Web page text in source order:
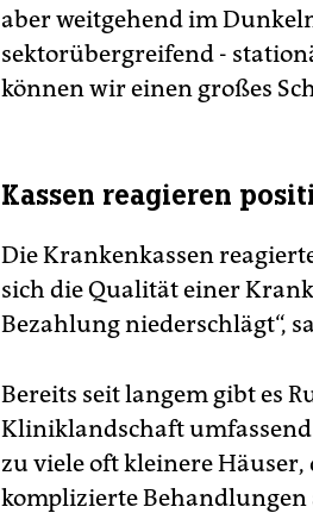
aber weitgehend im
sektorübergreifend -
können wir einen großes
Kassen reagieren
Die Krankenkassen
sich die Qualität einer
Bezahlung niederschlägt“,
Bereits seit langem gibt es
Kliniklandschaft
zu viele oft kleinere
komplizierte Behandlungen